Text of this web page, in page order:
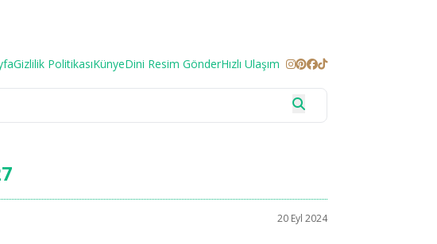
Gizlilik PolitikasıKünyeDini Resim GönderHızlı Ulaşım
20 Eyl 2024